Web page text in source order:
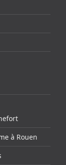
à Rouen